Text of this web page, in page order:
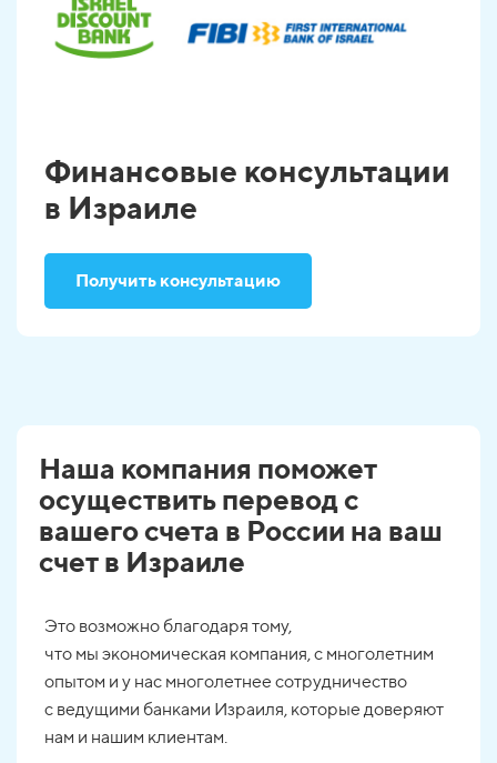
Финансовые консультации
в Израиле
Получить консультацию
Наша компания поможет
осуществить перевод с
вашего счета в России на ваш
счет в Израиле
Это возможно благодаря тому,
что мы экономическая компания, с многолетним
опытом и у нас многолетнее сотрудничество
с ведущими банками Израиля, которые доверяют
нам и нашим клиентам.